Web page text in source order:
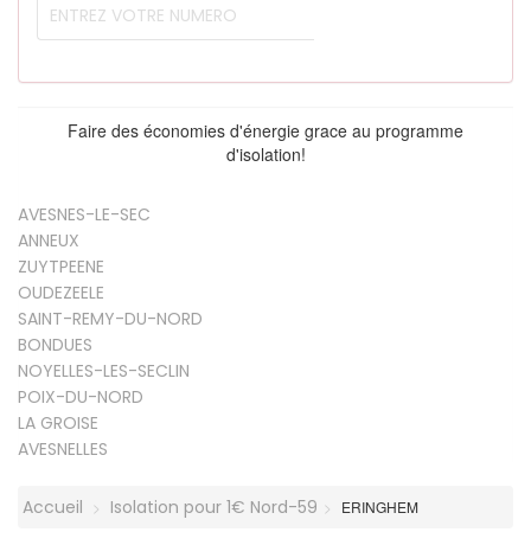
Faire des économies d'énergie grace au programme
d'isolation!
AVESNES-LE-SEC
ANNEUX
ZUYTPEENE
OUDEZEELE
SAINT-REMY-DU-NORD
BONDUES
NOYELLES-LES-SECLIN
POIX-DU-NORD
LA GROISE
AVESNELLES
Accueil Isolation pour 1€ Nord-59 ERINGHEM